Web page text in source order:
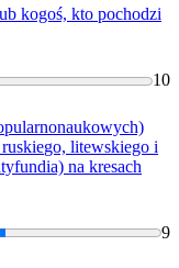
kogoś, kto pochodzi
10
ruskiego, litewskiego i
na kresach
9